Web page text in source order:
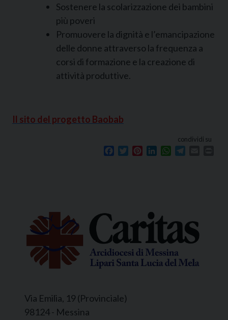
Sostenere la scolarizzazione dei bambini
più poveri
Promuovere la dignità e l’emancipazione
delle donne attraverso la frequenza a
corsi di formazione e la creazione di
attività produttive.
Il sito del progetto Baobab
condividi su
Facebook
TwitterPinterestLinkedInWhatsApp
Via Emilia, 19 (Provinciale)
98124 - Messina